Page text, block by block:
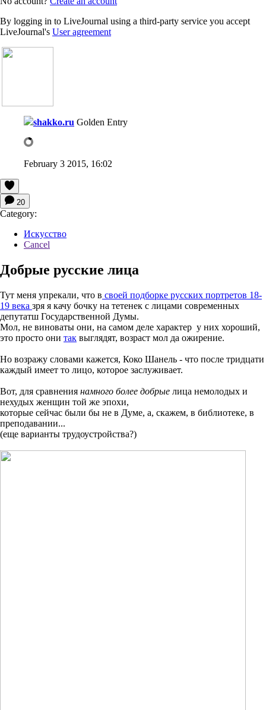
By logging in to LiveJournal using a third-party service you accept
LiveJournal's User agreement
shakko.ru Golden Entry
February 3 2015, 16:02
20
Category:
Искусство
Cancel
Добрые русские лица
Тут меня упрекали, что в своей подборке русских портретов 18-
19 века зря я качу бочку на тетенек c лицами современных
депутатш Государственной Думы.
Мол, не виноваты они, на самом деле характер у них хороший,
это просто они так выглядят, возраст мол да ожирение.
Но возражу словами кажется, Коко Шанель - что после тридцати
каждый имеет то лицо, которое заслуживает.
Вот, для сравнения намного более добрые лица немолодых и
нехудых женщин той же эпохи,
которые сейчас были бы не в Думе, а, скажем, в библиотеке, в
преподавании...
(еще варианты трудоустройства?)